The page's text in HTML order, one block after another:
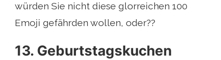
würden Sie nicht diese glorreichen 100
Emoji gefährden wollen, oder??
13. Geburtstagskuchen